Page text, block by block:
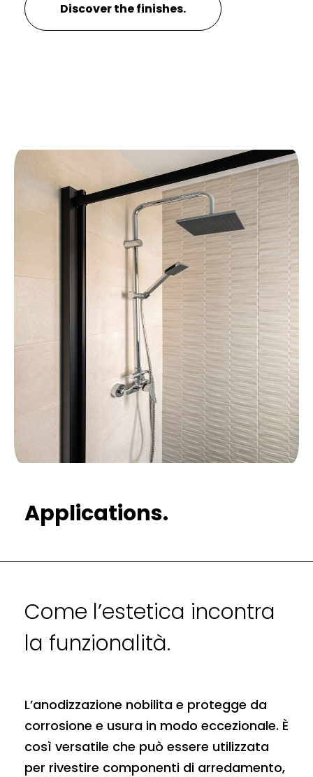
Discover the finishes.
Applications.
Come l’estetica incontra
la funzionalità.
L’anodizzazione nobilita e protegge da
corrosione e usura in modo eccezionale. È
così versatile che può essere utilizzata
per rivestire componenti di arredamento,